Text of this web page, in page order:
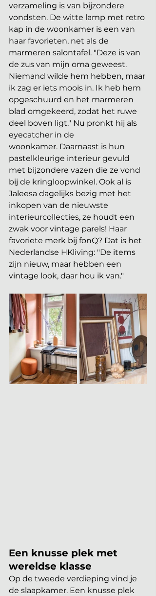
verzameling is van bijzondere
vondsten. De witte lamp met retro
kap in de woonkamer is een van
haar favorieten, net als de
marmeren salontafel. "Deze is van
de zus van mijn oma geweest.
Niemand wilde hem hebben, maar
ik zag er iets moois in. Ik heb hem
opgeschuurd en het marmeren
blad omgekeerd, zodat het ruwe
deel boven ligt." Nu pronkt hij als
eyecatcher in de
woonkamer. Daarnaast is hun
pastelkleurige interieur gevuld
met bijzondere vazen die ze vond
bij de kringloopwinkel. Ook al is
Jaleesa dagelijks bezig met het
inkopen van de nieuwste
interieurcollecties, ze houdt een
zwak voor vintage parels! Haar
favoriete merk bij fonQ? Dat is het
Nederlandse HKliving: "De items
zijn nieuw, maar hebben een
vintage look, daar hou ik van."
Een knusse plek met
wereldse klasse
Op de tweede verdieping vind je
de slaapkamer. Een knusse plek